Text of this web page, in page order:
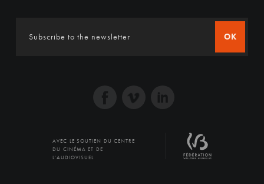
OK
AVEC LE SOUTIEN DU CENTRE
DU CINÉMA ET DE
L'AUDIOVISUEL